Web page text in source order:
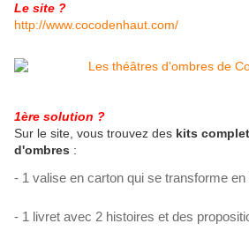
Le site ?
http://www.cocodenhaut.com/
1ère solution ?
Sur le site, vous trouvez des kits
d'ombres :
- 1 valise en carton qui se transforme en
- 1 livret avec 2 histoires et des